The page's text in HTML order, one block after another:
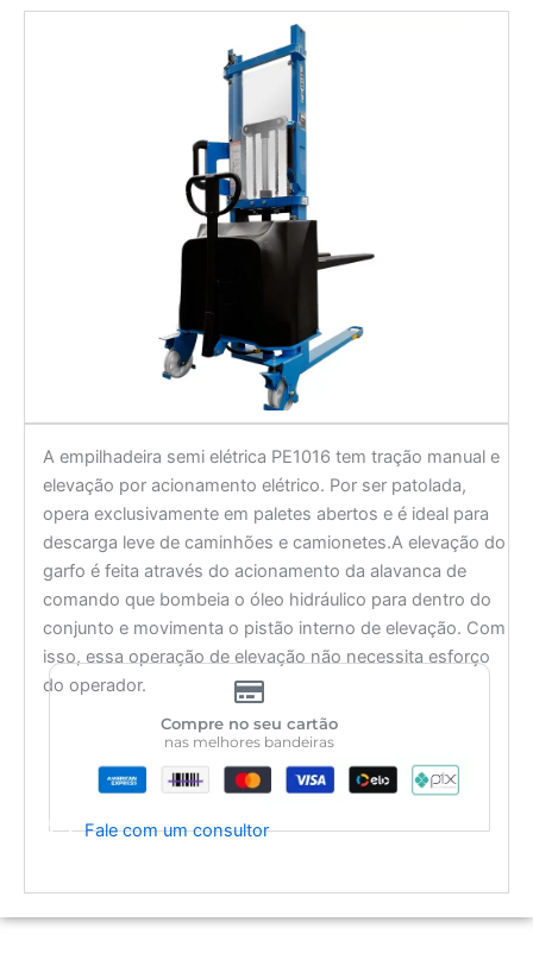
A empilhadeira semi elétrica PE1016 tem tração manual e
elevação por acionamento elétrico. Por ser patolada,
opera exclusivamente em paletes abertos e é ideal para
descarga leve de caminhões e camionetes.A elevação do
garfo é feita através do acionamento da alavanca de
comando que bombeia o óleo hidráulico para dentro do
conjunto e movimenta o pistão interno de elevação. Com
isso, essa operação de elevação não necessita esforço
do operador.
Compre no seu cartão
nas melhores bandeiras
Fale com um consultor